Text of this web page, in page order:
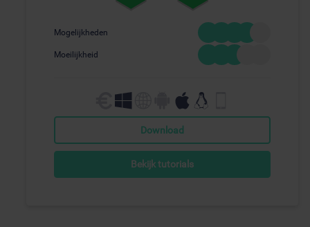
Mogelijkheden
Moeilijkheid
Download
Bekijk tutorials